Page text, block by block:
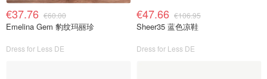
€37.76 €60.00
Emelina Gem 豹纹玛丽珍
Dress for Less DE
€47.66 €106.95
Sheer35 蓝色凉鞋
Dress for Less DE